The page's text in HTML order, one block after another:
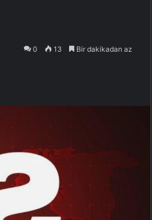
0 13 Bir dakikadan az